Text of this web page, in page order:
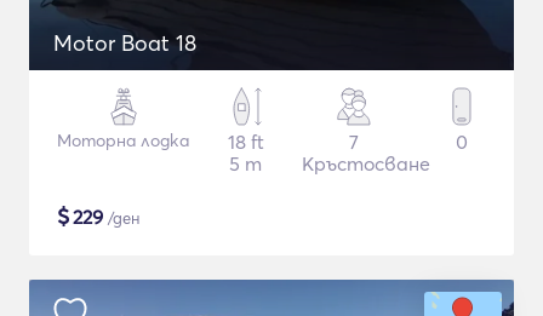
Motor Boat 18
Моторна лодка
18 ft
5 m
7
Кръстосване
0
$229 /ден